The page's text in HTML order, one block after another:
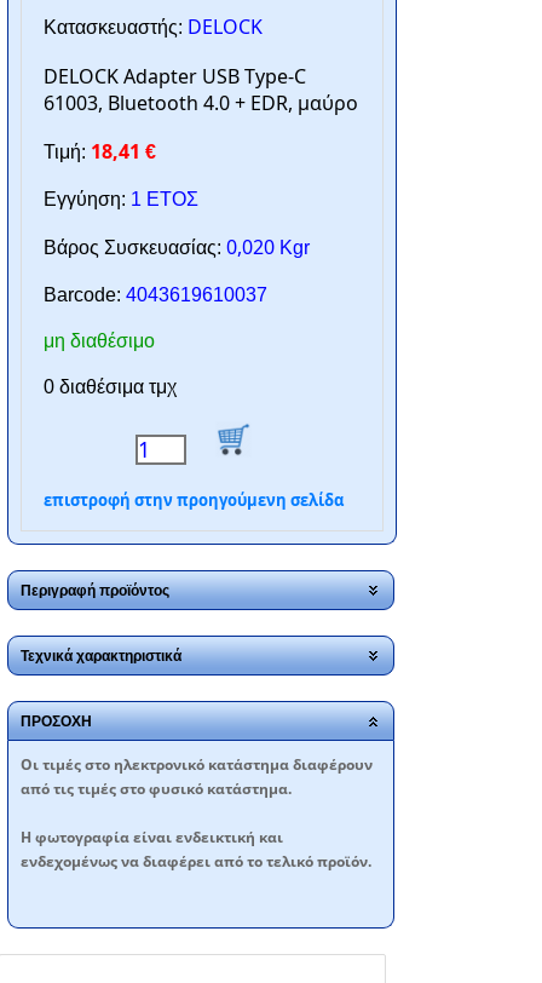
Κατασκευαστής: DELOCK
DELOCK Adapter USB Type-C
61003, Bluetooth 4.0 + EDR, μαύρο
Τιμή: 18,41 €
Εγγύηση: 1 ΕΤΟΣ
Βάρος Συσκευασίας: 0,020 Kgr
Barcode: 4043619610037
μη διαθέσιμο
0 διαθέσιμα τμχ
επιστροφή στην προηγούμενη σελίδα
Περιγραφή προϊόντος
Τεχνικά χαρακτηριστικά
ΠΡΟΣΟΧΗ
Oι τιμές στο ηλεκτρονικό κατάστημα διαφέρουν
από τις τιμές στο φυσικό κατάστημα.
Η φωτογραφία είναι ενδεικτική και
ενδεχομένως να διαφέρει από το τελικό προϊόν.